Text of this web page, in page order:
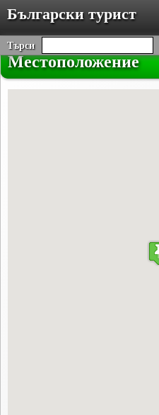
Български турист
Търси
Местоположение